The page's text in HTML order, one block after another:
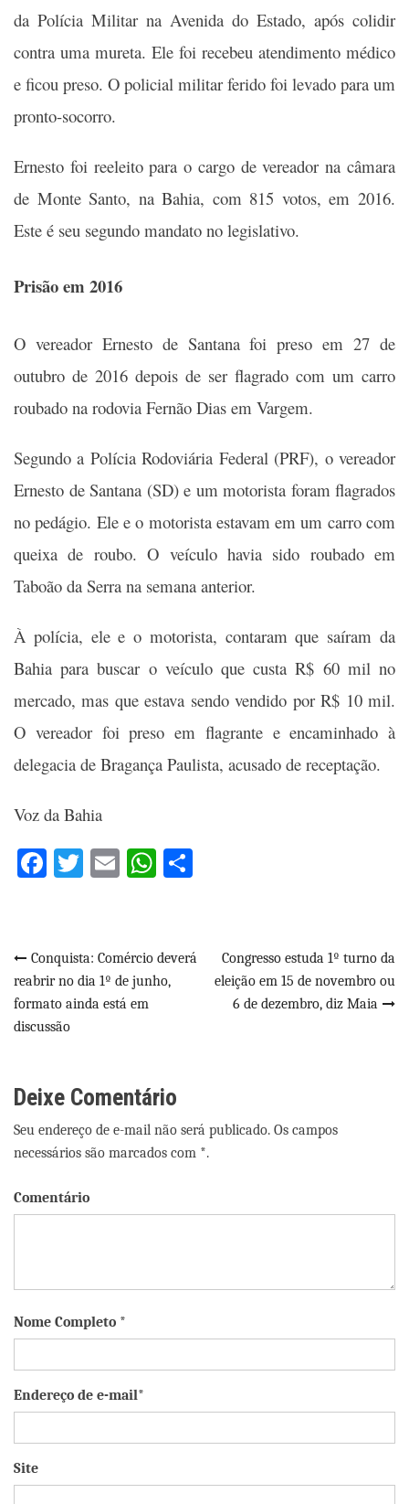
da Polícia Militar na Avenida do Estado, após colidir
contra uma mureta. Ele foi recebeu atendimento médico
e ficou preso. O policial militar ferido foi levado para um
pronto-socorro.
Ernesto foi reeleito para o cargo de vereador na câmara
de Monte Santo, na Bahia, com 815 votos, em 2016.
Este é seu segundo mandato no legislativo.
Prisão em 2016
O vereador Ernesto de Santana foi preso em 27 de
outubro de 2016 depois de ser flagrado com um carro
roubado na rodovia Fernão Dias em Vargem.
Segundo a Polícia Rodoviária Federal (PRF), o vereador
Ernesto de Santana (SD) e um motorista foram flagrados
no pedágio. Ele e o motorista estavam em um carro com
queixa de roubo. O veículo havia sido roubado em
Taboão da Serra na semana anterior.
À polícia, ele e o motorista, contaram que saíram da
Bahia para buscar o veículo que custa R$ 60 mil no
mercado, mas que estava sendo vendido por R$ 10 mil.
O vereador foi preso em flagrante e encaminhado à
delegacia de Bragança Paulista, acusado de receptação.
Voz da Bahia
Facebook
Twitter
EmailWhatsApp
Navegação
de
Post
Conquista: Comércio deverá
reabrir no dia 1º de junho,
formato ainda está em
discussão
Congresso estuda 1º turno da
eleição em 15 de novembro ou
6 de dezembro, diz Maia
Deixe Comentário
Seu endereço de e-mail não será publicado. Os campos
necessários são marcados com *.
Comentário
Nome Completo *
Endereço de e-mail*
Site